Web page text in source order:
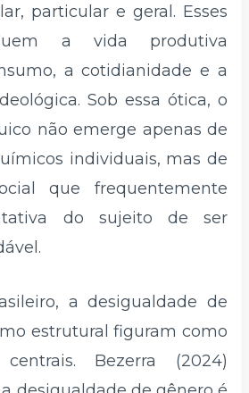
particular e geral. Esses
a vida produtiva
a cotidianidade e a
Sob essa ótica, o
não emerge apenas de
individuais, mas de
que frequentemente
do sujeito de ser
a desigualdade de
estrutural figuram como
Bezerra (2024)